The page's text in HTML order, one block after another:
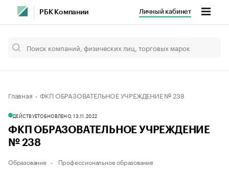
РБК Компании Личный кабинет
Главная ФКП ОБРАЗОВАТЕЛЬНОЕ УЧРЕЖДЕНИЕ № 238
ДЕЙСТВУЕТОБНОВЛЕНО, 13.11.2022
ФКП ОБРАЗОВАТЕЛЬНОЕ УЧРЕЖДЕНИЕ
№ 238
Образование Профессиональное образование